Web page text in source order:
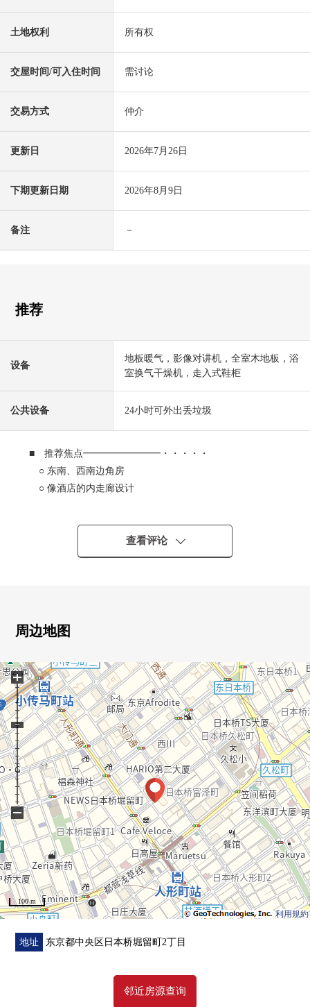
土地权利 所有权
交屋时间/可入住时间 需讨论
交易方式 仲介
更新日 2026年7月26日
下期更新日期 2026年8月9日
备注 －
推荐
设备
地板暖气，影像对讲机，全室木地板，浴
室换气干燥机，走入式鞋柜
公共设备 24小时可外出丢垃圾
■ 推荐焦点━━━━━━━━・・・・・
○ 东南、西南边角房
○ 像酒店的内走廊设计
○ 在厨房餐厅地板暖气有
○ 在厨房净水器、洗碗机有
○ 天花板高度最大约2.5m(约7.0张塌塌米西式房间)
○ 能使用4线路3车站
分钟
东京地铁线半藏门线"水天宫前"车站步行7分钟
都营新宿线"马喰横山"车站步行10分钟
查看评论
周边地图
利用規約
100 m
+
−
地址 东京都中央区日本桥堀留町2丁目
邻近房源查询